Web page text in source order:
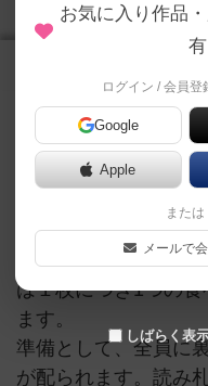
食べる仕草でカル
ゲームマーケット2020春
テーブルに36枚の取
は１枚につき1つの
ます。
準備として、全員に
が配られます。読み
お気に入り作品
有
ログイン / 会員登
Google
Apple
または
メールで
しばらく表